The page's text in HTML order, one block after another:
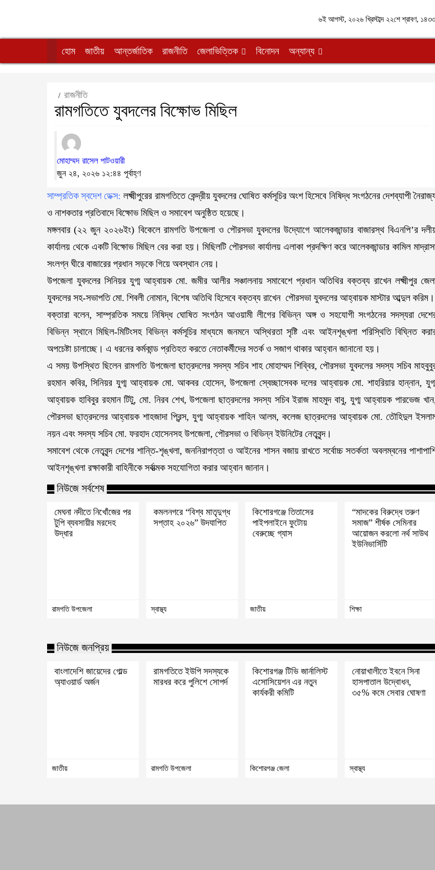
৬ই আগস্ট, ২০২৬ খ্রিস্টাব্দ ২২শে শ্রাবণ, ১৪৩৩
হোম জাতীয় আন্তর্জাতিক রাজনীতি জেলাভিত্তিক বিনোদন অন্যান্য
/ রাজনীতি
রামগতিতে যুবদলের বিক্ষোভ মিছিল
মোহাম্মদ রাসেল পাটওয়ারী
জুন ২৪, ২০২৬ ১২:৪৪ পূর্বাহ্ণ
সাম্প্রতিক স্বদেশ ডেক্স: লক্ষ্মীপুরের রামগতিতে কেন্দ্রীয় যুবদলের ঘোষিত কর্মসূচির অংশ হিসেবে নিষিদ্ধ সংগঠনের দেশব্যাপী
ও নাশকতার প্রতিবাদে বিক্ষোভ মিছিল ও সমাবেশ অনুষ্ঠিত হয়েছে।
মঙ্গলবার (২২ জুন ২০২৬ইং) বিকেলে রামগতি উপজেলা ও পৌরসভা যুবদলের উদ্যোগে আলেকজান্ডার বাজারস্থ বিএনপি’র
কার্যালয় থেকে একটি বিক্ষোভ মিছিল বের করা হয়। মিছিলটি পৌরসভা কার্যালয় এলাকা প্রদক্ষিণ করে আলেকজান্ডার কামিল
সংলগ্ন ঘীরে বাজারের প্রধান সড়কে গিয়ে অবস্থান নেয়।
উপজেলা যুবদলের সিনিয়র যুগ্ম আহ্বায়ক মো. জমীর আলীর সঞ্চালনায় সমাবেশে প্রধান অতিথির বক্তব্য রাখেন লক্ষ্মীপুর
যুবদলের সহ-সভাপতি মো. শিবলী নোমান, বিশেষ অতিথি হিসেবে বক্তব্য রাখেন পৌরসভা যুবদলের আহ্বায়ক মাস্টার আব্দুল করিম।
বক্তারা বলেন, সাম্প্রতিক সময়ে নিষিদ্ধ ঘোষিত সংগঠন আওয়ামী লীগের বিভিন্ন অঙ্গ ও সহযোগী সংগঠনের সদস্যরা
বিভিন্ন স্থানে মিছিল-মিটিংসহ বিভিন্ন কর্মসূচির মাধ্যমে জনমনে অস্থিরতা সৃষ্টি এবং আইনশৃঙ্খলা পরিস্থিতি বিঘ্নিত
অপচেষ্টা চালাচ্ছে। এ ধরনের কর্মকান্ড প্রতিহত করতে নেতাকর্মীদের সতর্ক ও সজাগ থাকার আহ্বান জানানো হয়।
এ সময় উপস্থিত ছিলেন রামগতি উপজেলা ছাত্রদলের সদস্য সচিব শাহ মোহাম্মদ শিব্বির, পৌরসভা যুবদলের সদস্য সচিব
রহমান কবির, সিনিয়র যুগ্ম আহ্বায়ক মো. আকবর হোসেন, উপজেলা স্বেচ্ছাসেবক দলের আহ্বায়ক মো. শাহরিয়ার হান্নান,
আহ্বায়ক হাবিবুর রহমান টিটু, মো. নিরব শেখ, উপজেলা ছাত্রদলের সদস্য সচিব ইরাজ মাহমুদ বাবু, যুগ্ম আহ্বায়ক পারভেজ
পৌরসভা ছাত্রদলের আহ্বায়ক শাহজাদা প্রিন্স, যুগ্ম আহ্বায়ক শাহিন আলম, কলেজ ছাত্রদলের আহ্বায়ক মো. তৌহিদুল
নয়ন এবং সদস্য সচিব মো. ফরহাদ হোসেনসহ উপজেলা, পৌরসভা ও বিভিন্ন ইউনিটের নেতৃবৃন্দ।
সমাবেশ থেকে নেতৃবৃন্দ দেশের শান্তি-শৃঙ্খলা, জননিরাপত্তা ও আইনের শাসন বজায় রাখতে সর্বোচ্চ সতর্কতা অবলম্বনের
আইনশৃঙ্খলা রক্ষাকারী বাহিনীকে সর্বাত্মক সহযোগিতা করার আহ্বান জানান।
নিউজে সর্বশেষ
মেঘনা নদীতে নিখোঁজের পর
টুপি ব্যবসায়ীর মরদেহ
উদ্ধার
রামগতি উপজেলা
কমলনগরে “বিশ্ব মাতৃদুগ্ধ
সপ্তাহ ২০২৬” উদযাপিত
স্বাস্থ্য
কিশোরগঞ্জে তিতাসের
পাইপলাইনে ফুটোয়
বেরুচ্ছে গ্যাস
জাতীয়
“মাদকের বিরুদ্ধে তরুণ
সমাজ” শীর্ষক সেমিনার
আয়োজন করলো নর্থ সাউথ
ইউনিভার্সিটি
শিক্ষা
নিউজে জনপ্রিয়
বাংলাদেশি জায়েদের গোল্ড
অ্যাওয়ার্ড অর্জন
জাতীয়
রামগতিতে ইউপি সদস্যকে
মারধর করে পুলিশে সোপর্দ
রামগতি উপজেলা
কিশোরগঞ্জ টিভি জার্নালিস্ট
এসোসিয়েশন এর নতুন
কার্যকরী কমিটি
কিশোরগঞ্জ জেলা
নোয়াখালীতে ইবনে সিনা
হাসপাতাল উদ্বোধন,
৩৫% কমে সেবার ঘোষণা
স্বাস্থ্য